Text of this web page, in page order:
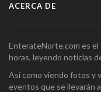
ACERCA DE
EnterateNorte.com es
horas, leyendo noticias
Así como viendo fotos y
eventos que se llevarán